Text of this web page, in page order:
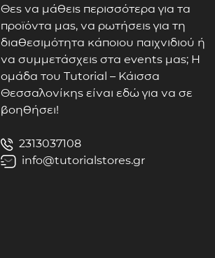
Θες να μάθεις περισσότερα για τα
προϊόντα μας, να ρωτήσεις για τη
διαθεσιμότητα κάποιου παιχνιδιού ή
να συμμετάσχεις στα events μας; Η
ομάδα του Tutorial – Κάισσα
Θεσσαλονίκης είναι εδώ για να σε
βοηθήσει!
2313037108
info@tutorialstores.gr